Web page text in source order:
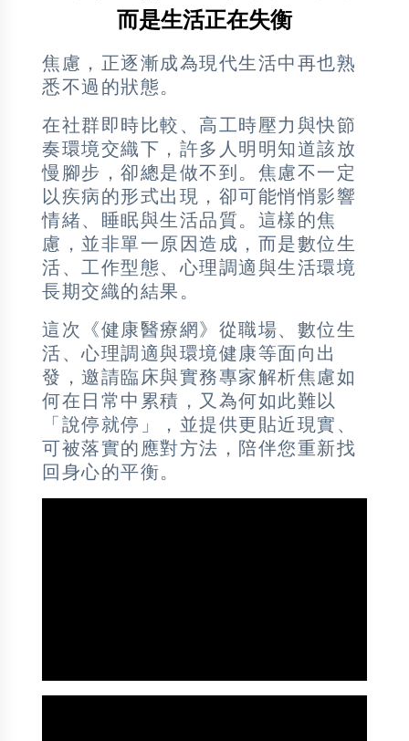
而是生活正在失衡
焦慮，正逐漸成為現代生活中再也熟
悉不過的狀態。
在社群即時比較、高工時壓力與快節
奏環境交織下，許多人明明知道該放
慢腳步，卻總是做不到。焦慮不一定
以疾病的形式出現，卻可能悄悄影響
情緒、睡眠與生活品質。這樣的焦
慮，並非單一原因造成，而是數位生
活、工作型態、心理調適與生活環境
長期交織的結果。
這次《健康醫療網》從職場、數位生
活、心理調適與環境健康等面向出
發，邀請臨床與實務專家解析焦慮如
何在日常中累積，又為何如此難以
「說停就停」，並提供更貼近現實、
可被落實的應對方法，陪伴您重新找
回身心的平衡。